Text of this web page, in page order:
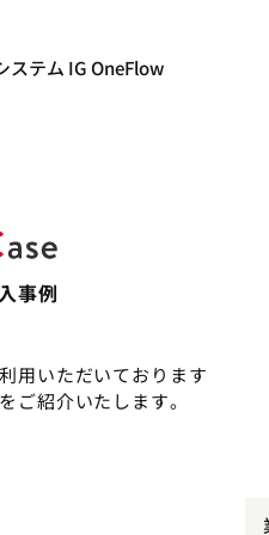
ステム IG OneFlow
事例
用いただいております
ご紹介いたします。